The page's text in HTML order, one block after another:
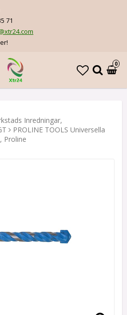
71
0
Inredningar,
PROLINE TOOLS Universella
Proline